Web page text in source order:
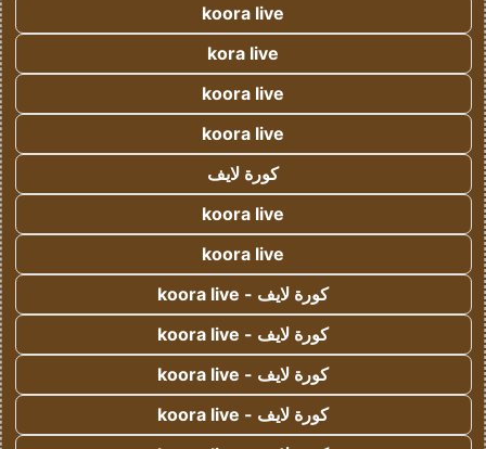
koora live
kora live
koora live
koora live
كورة لايف
koora live
koora live
كورة لايف - koora live
كورة لايف - koora live
كورة لايف - koora live
كورة لايف - koora live